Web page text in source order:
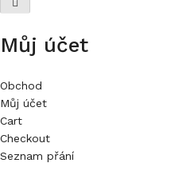
Můj účet
Obchod
Můj účet
Cart
Checkout
Seznam přání